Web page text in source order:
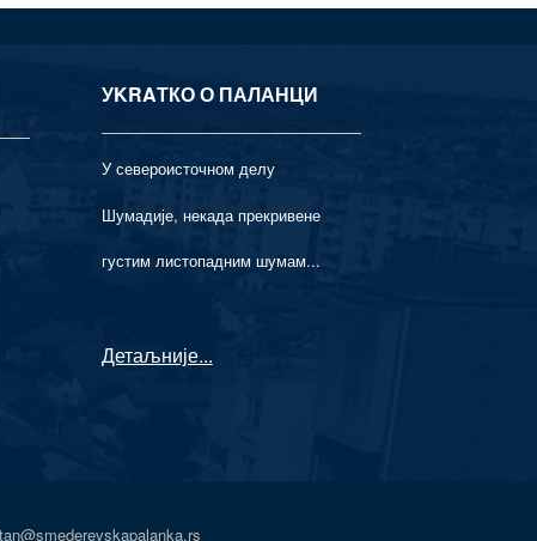
УKRAТКО О ПАЛАНЦИ
У североисточном делу
Шумадије, некада прекривене
густим листопадним шумам...
Детаљније...